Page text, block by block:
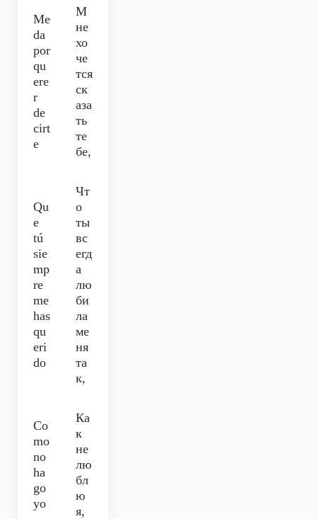
Me
da
por
qu
ere
r
de
cirt
e
М
не
хо
че
тся
ск
аза
ть
те
бе,
Qu
e
tú
sie
mp
re
me
has
qu
eri
do
Чт
о
ты
вс
егд
а
лю
би
ла
ме
ня
та
к,
Co
mo
no
ha
go
yo
Ка
к
не
лю
бл
ю
я,